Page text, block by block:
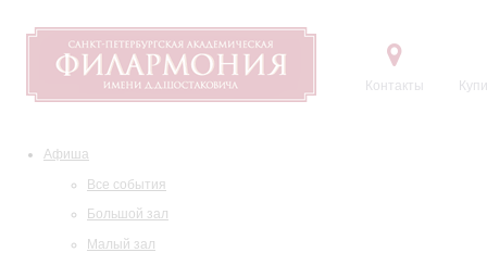
Контакты
Афиша
Все события
Большой зал
Малый зал